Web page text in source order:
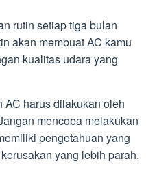
rutin setiap tiga bulan
akan membuat AC kamu
kualitas udara yang
AC harus dilakukan oleh
mencoba melakukan
pengetahuan yang
yang lebih parah.